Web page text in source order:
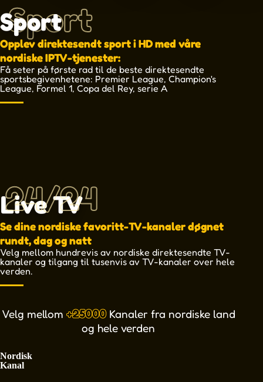
Sport
Sport
Opplev direktesendt sport i HD med våre
nordiske IPTV-tjenester:
Få seter på første rad til de beste direktesendte
sportsbegivenhetene: Premier League, Champion's
League, Formel 1, Copa del Rey, serie A
24/24
Live TV
Se dine nordiske favoritt-TV-kanaler døgnet
rundt, dag og natt
Velg mellom hundrevis av nordiske direktesendte TV-
kanaler og tilgang til tusenvis av TV-kanaler over hele
verden.
Velg mellom +25000 Kanaler fra nordiske land
og hele verden
Nordisk
Kanal